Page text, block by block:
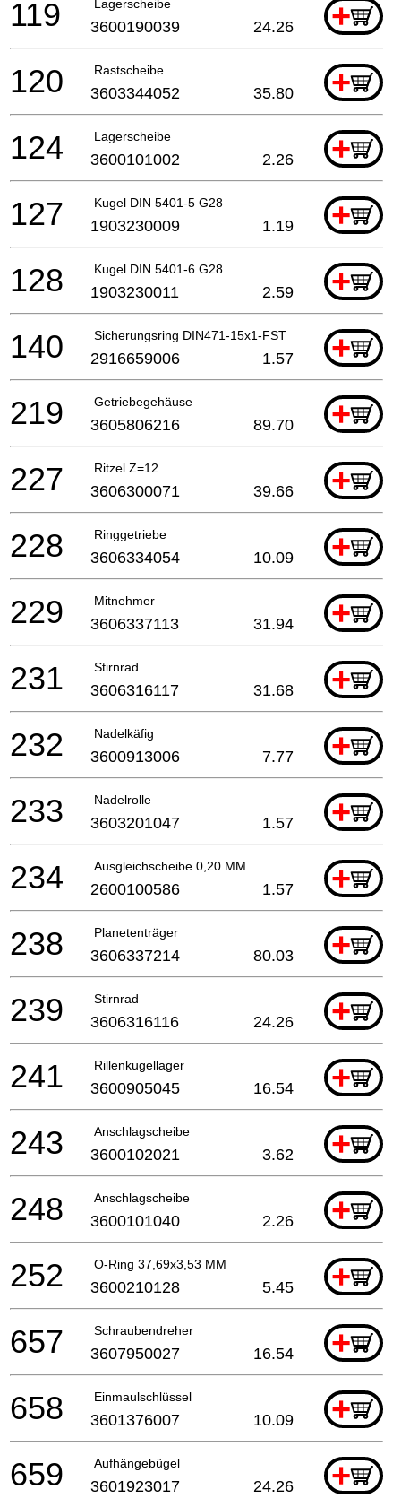
Lagerscheibe +
119 3600190039 24.26
Rastscheibe +
120 3603344052 35.80
Lagerscheibe +
124 3600101002 2.26
Kugel DIN 5401-5 G28 +
127 1903230009 1.19
Kugel DIN 5401-6 G28 +
128 1903230011 2.59
Sicherungsring DIN471-15x1-FST +
140 2916659006 1.57
Getriebegehäuse +
219 3605806216 89.70
Ritzel Z=12 +
227 3606300071 39.66
Ringgetriebe +
228 3606334054 10.09
Mitnehmer +
229 3606337113 31.94
Stirnrad +
231 3606316117 31.68
Nadelkäfig +
232 3600913006 7.77
Nadelrolle +
233 3603201047 1.57
Ausgleichscheibe 0,20 MM +
234 2600100586 1.57
Planetenträger +
238 3606337214 80.03
Stirnrad +
239 3606316116 24.26
Rillenkugellager +
241 3600905045 16.54
Anschlagscheibe +
243 3600102021 3.62
Anschlagscheibe +
248 3600101040 2.26
O-Ring 37,69x3,53 MM +
252 3600210128 5.45
Schraubendreher +
657 3607950027 16.54
Einmaulschlüssel +
658 3601376007 10.09
Aufhängebügel +
659 3601923017 24.26